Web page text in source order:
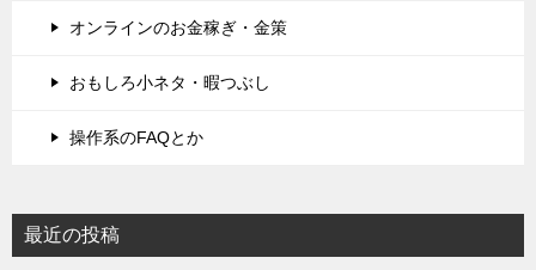
オンラインのお金稼ぎ・金策
おもしろ小ネタ・暇つぶし
操作系のFAQとか
最近の投稿